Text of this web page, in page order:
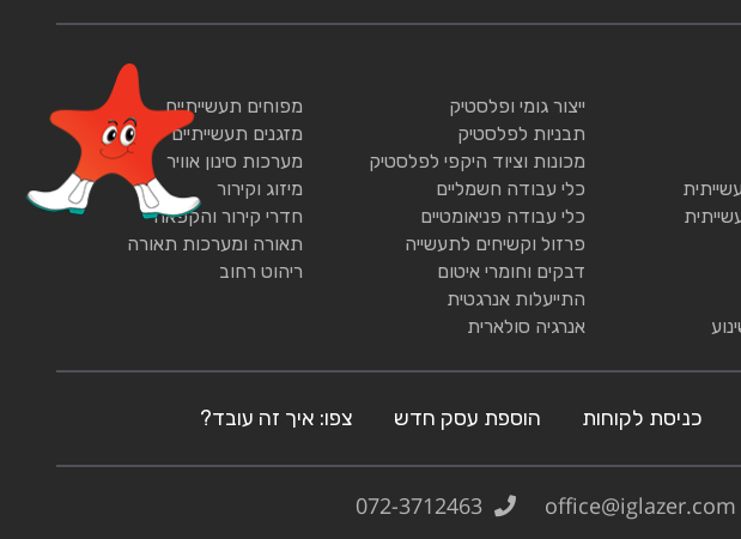
ייצור גומי ופלסטיק
תבניות לפלסטיק
מכונות וציוד היקפי לפלסטיק
כלי עבודה חשמליים
כלי עבודה פניאומטיים
פרזול וקשיחים לתעשייה
דבקים וחומרי איטום
התייעלות אנרגטית
אנרגיה סולארית
מפוחים תעשייתיים
מזגנים תעשייתיים
מערכות סינון אוויר
מיזוג וקירור
חדרי קירור והקפאה
תאורה ומערכות תאורה
ריהוט רחוב
כניסת לקוחות הוספת עסק חדש צפו: איך זה עובד?
072-3712463